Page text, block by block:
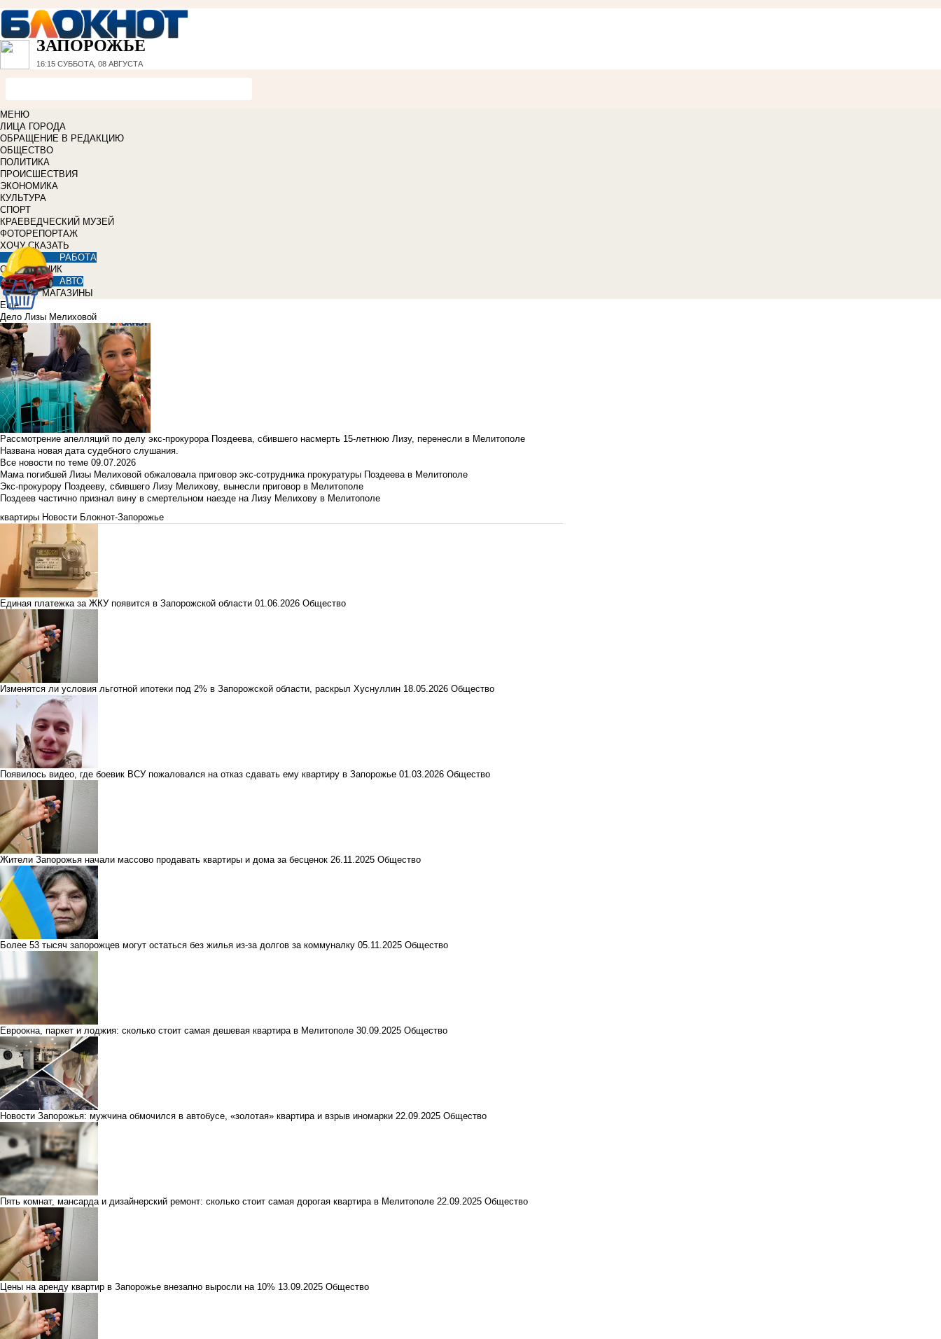
ЗАПОРОЖЬЕ
16:15 СУББОТА, 08 АВГУСТА
МЕНЮ
ЛИЦА ГОРОДА
ОБРАЩЕНИЕ В РЕДАКЦИЮ
ОБЩЕСТВО
ПОЛИТИКА
ПРОИСШЕСТВИЯ
ЭКОНОМИКА
КУЛЬТУРА
СПОРТ
КРАЕВЕДЧЕСКИЙ МУЗЕЙ
ФОТОРЕПОРТАЖ
ХОЧУ СКАЗАТЬ
РАБОТА
СПРАВОЧНИК
АВТО
МАГАЗИНЫ
Еще
Дело Лизы Мелиховой
Рассмотрение апелляций по делу экс-прокурора Поздеева, сбившего насмерть 15-летнюю Лизу, перенесли в Мелитополе
Названа новая дата судебного слушания.
Все новости по теме 09.07.2026
Мама погибшей Лизы Мелиховой обжаловала приговор экс-сотрудника прокуратуры Поздеева в Мелитополе
Экс-прокурору Поздееву, сбившего Лизу Мелихову, вынесли приговор в Мелитополе
Поздеев частично признал вину в смертельном наезде на Лизу Мелихову в Мелитополе
квартиры Новости Блокнот-Запорожье
Единая платежка за ЖКУ появится в Запорожской области 01.06.2026 Общество
Изменятся ли условия льготной ипотеки под 2% в Запорожской области, раскрыл Хуснуллин 18.05.2026 Общество
Появилось видео, где боевик ВСУ пожаловался на отказ сдавать ему квартиру в Запорожье 01.03.2026 Общество
Жители Запорожья начали массово продавать квартиры и дома за бесценок 26.11.2025 Общество
Более 53 тысяч запорожцев могут остаться без жилья из-за долгов за коммуналку 05.11.2025 Общество
Евроокна, паркет и лоджия: сколько стоит самая дешевая квартира в Мелитополе 30.09.2025 Общество
Новости Запорожья: мужчина обмочился в автобусе, «золотая» квартира и взрыв иномарки 22.09.2025 Общество
Пять комнат, мансарда и дизайнерский ремонт: сколько стоит самая дорогая квартира в Мелитополе 22.09.2025 Общество
Цены на аренду квартир в Запорожье внезапно выросли на 10% 13.09.2025 Общество